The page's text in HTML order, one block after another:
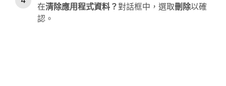
在清除應用程式資料？對話框中，選取刪除以確
認。